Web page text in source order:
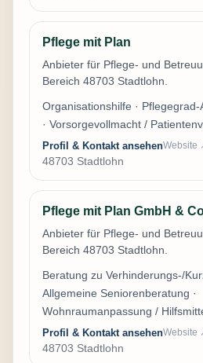
Pflege mit Plan
Anbieter für Pflege- und
Bereich 48703 Stadtlohn.
Organisationshilfe ·
· Vorsorgevollmacht /
Profil & Kontakt ansehenWebsite
48703 Stadtlohn
Pflege mit Plan GmbH &
Anbieter für Pflege- und
Bereich 48703 Stadtlohn.
Beratung zu Verhinderungs-/
Allgemeine Seniorenberatung ·
Wohnraumanpassung /
Profil & Kontakt ansehenWebsite
48703 Stadtlohn